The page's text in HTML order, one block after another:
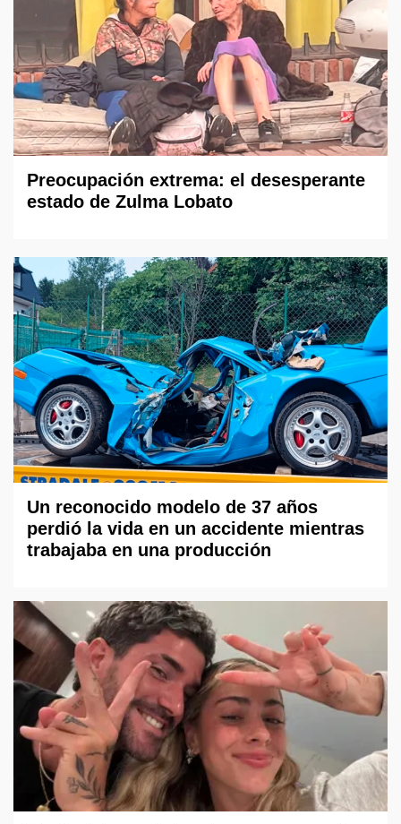
Preocupación extrema: el desesperante
estado de Zulma Lobato
Un reconocido modelo de 37 años
perdió la vida en un accidente mientras
trabajaba en una producción